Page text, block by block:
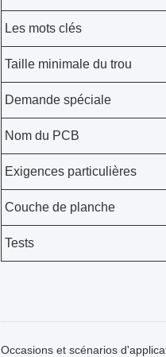
Les mots clés
Taille minimale du trou
Demande spéciale
Nom du PCB
Exigences particulières
Couche de planche
Tests
Occasions et scénarios